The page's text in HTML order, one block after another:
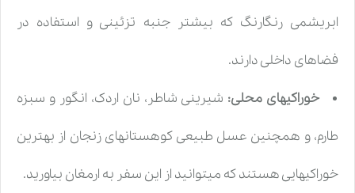
ابریشمی رنگارنگ که بیشتر جنبه تزئینی و استفاده در
فضاهای داخلی دارند.
خوراکیهای محلی: شیرینی شاطر، نان اردک، انگور و سبزه
طارم، و همچنین عسل طبیعی کوهستانهای زنجان از بهترین
خوراکیهایی هستند که میتوانید از این سفر به ارمغان بیاورید.